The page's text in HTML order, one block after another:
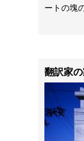
ートの塊
翻訳家